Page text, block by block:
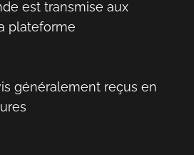
est transmise aux
plateforme
généralement reçus en